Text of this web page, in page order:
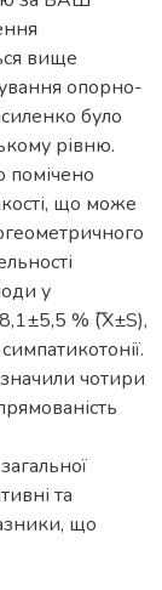
вище
опорно-
було
рівню.
помічено
що може
у
% (͞Х±S),
чотири
та
що